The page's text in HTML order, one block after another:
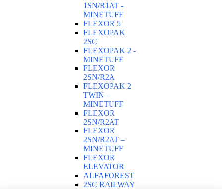
1SN/R1AT -
MINETUFF
FLEXOR 5
FLEXOPAK
2SС
FLEXOPAK 2 -
MINETUFF
FLEXOR
2SN/R2A
FLEXOPAK 2
TWIN –
MINETUFF
FLEXOR
2SN/R2AT
FLEXOR
2SN/R2AT –
MINETUFF
FLEXOR
ELEVATOR
ALFAFOREST
2SC RAILWAY